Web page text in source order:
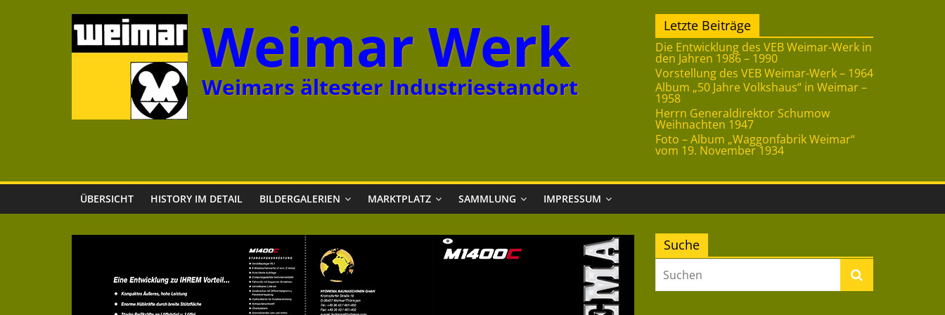
Weimar Werk
Weimars ältester Industriestandort
Letzte Beiträge
Die Entwicklung des VEB Weimar-Werk in
den Jahren 1986 – 1990
Vorstellung des VEB Weimar-Werk – 1964
Album „50 Jahre Volkshaus“ in Weimar –
1958
Herrn Generaldirektor Schumow
Weihnachten 1947
Foto – Album „Waggonfabrik Weimar“
vom 19. November 1934
ÜBERSICHT HISTORY IM DETAIL BILDERGALERIEN MARKTPLATZ SAMMLUNG IMPRESSUM
Suche